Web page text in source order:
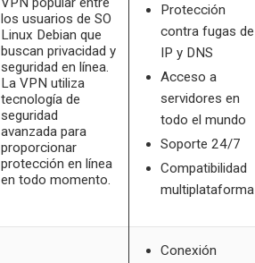
los usuarios de SO
Linux Debian que
buscan privacidad y
seguridad en línea.
La VPN utiliza
tecnología de
seguridad
avanzada para
proporcionar
protección en línea
en todo momento.
Protección
contra fugas de
IP y DNS
Acceso a
servidores en
todo el mundo
Soporte 24/7
Compatibilidad
multiplataforma
Conexión